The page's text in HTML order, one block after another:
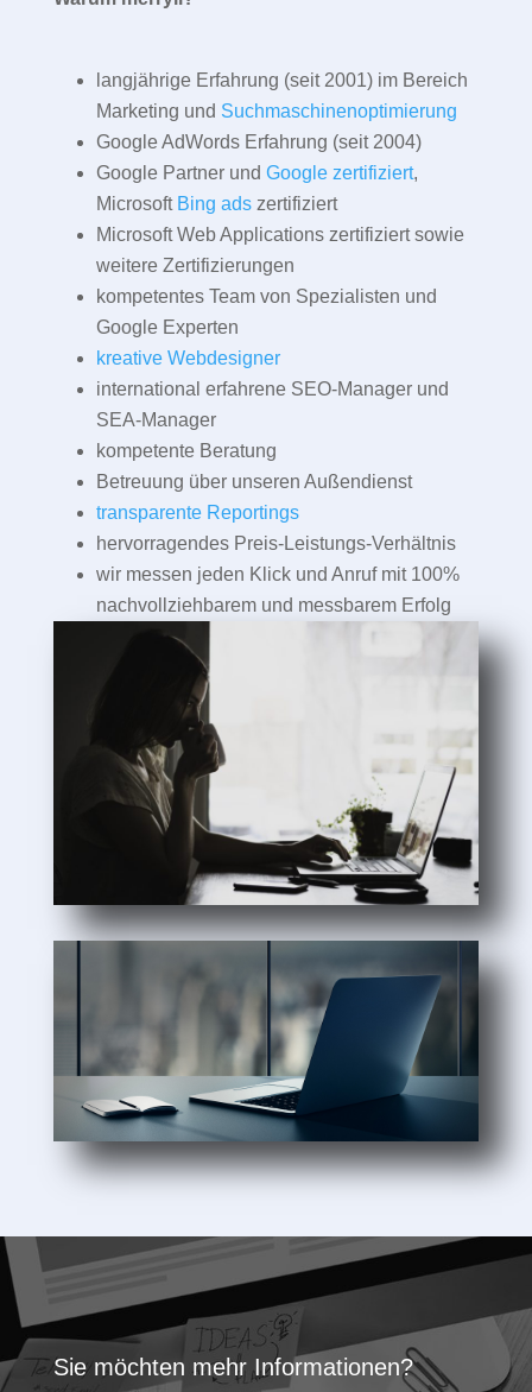
langjährige Erfahrung (seit 2001) im Bereich
Marketing und Suchmaschinenoptimierung
Google AdWords Erfahrung (seit 2004)
Google Partner und Google zertifiziert,
Microsoft Bing adszertifiziert
Microsoft Web Applications zertifiziert sowie
weitere Zertifizierungen
kompetentes Team von Spezialisten und
Google Experten
kreative Webdesigner
international erfahrene SEO-Manager und
SEA-Manager
kompetente Beratung
Betreuung über unseren Außendienst
transparente Reportings
hervorragendes Preis-Leistungs-Verhältnis
wir messen jeden Klick und Anruf mit 100%
nachvollziehbarem und messbarem Erfolg
Sie möchten mehr Informationen?